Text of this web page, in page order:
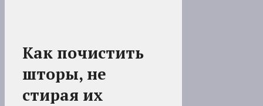
Как почистить
шторы, не
стирая их